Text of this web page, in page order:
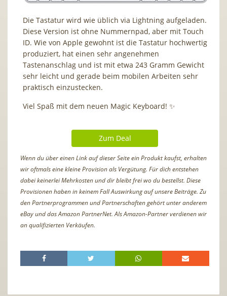
Die Tastatur wird wie üblich via Lightning aufgeladen.
Diese Version ist ohne Nummernpad, aber mit Touch
ID. Wie von Apple gewohnt ist die Tastatur hochwertig
produziert, hat einen sehr angenehmen
Tastenanschlag und ist mit etwa 243 Gramm Gewicht
sehr leicht und gerade beim mobilen Arbeiten sehr
praktisch einzustecken.
Viel Spaß mit dem neuen Magic Keyboard! ✨
Zum Deal
Wenn du über einen Link auf dieser Seite ein Produkt kaufst, erhalten
wir oftmals eine kleine Provision als Vergütung. Für dich entstehen
dabei keinerlei Mehrkosten und dir bleibt frei wo du bestellst. Diese
Provisionen haben in keinem Fall Auswirkung auf unsere Beiträge. Zu
den Partnerprogrammen und Partnerschaften gehört unter anderem
eBay und das Amazon PartnerNet. Als Amazon-Partner verdienen wir
an qualifizierten Verkäufen.